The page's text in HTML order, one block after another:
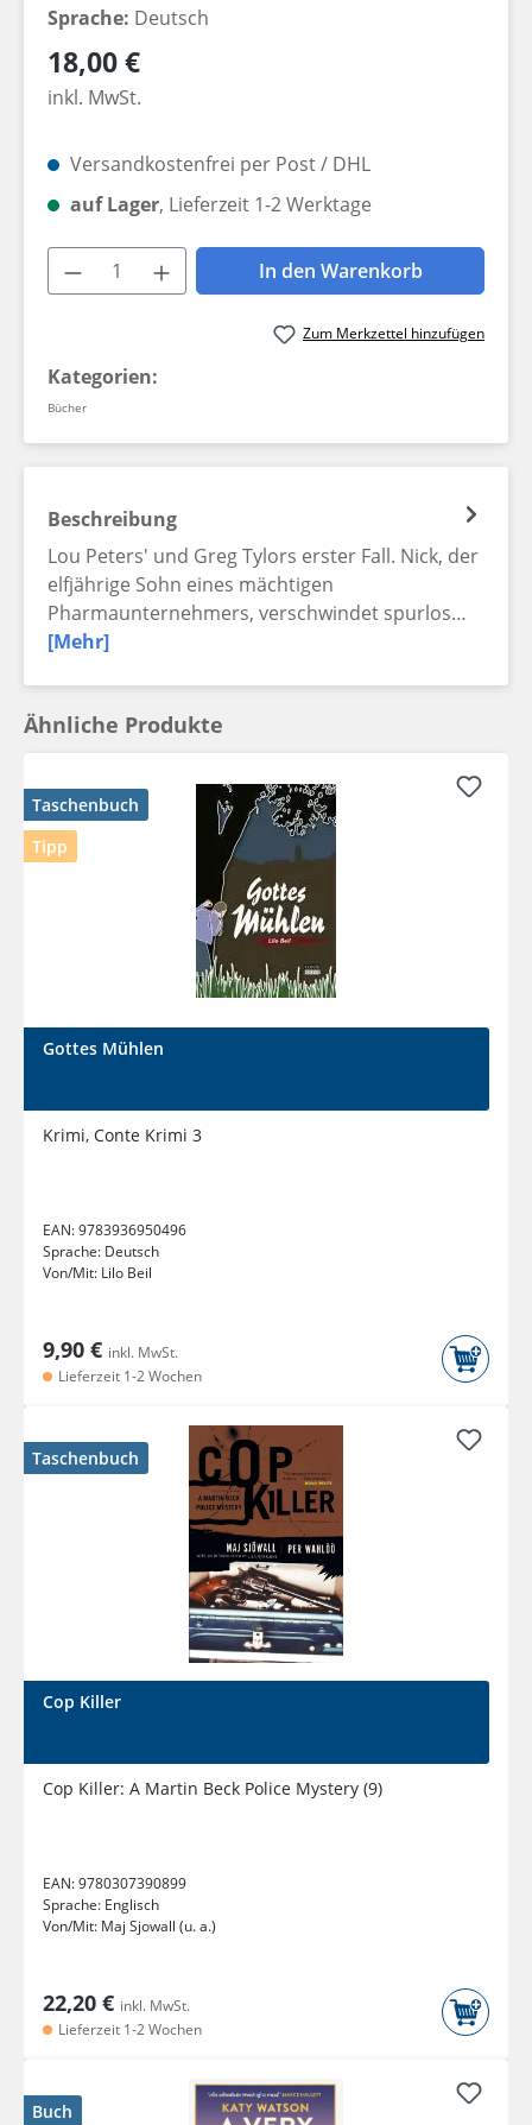
Sprache: Deutsch
Regulärer Preis:
18,00 €
inkl. MwSt.
Versandkostenfrei per Post / DHL
auf Lager, Lieferzeit 1-2 Werktage
Produkt Anzahl: Gib den
In den Warenkorb
Zum Merkzettel hinzufügen
Kategorien:
Bücher
Beschreibung
Lou Peters' und Greg Tylors erster Fall. Nick, der
elfjährige Sohn eines mächtigen
Pharmaunternehmers, verschwindet spurlos…
[Mehr]
Ähnliche Produkte
Taschenbuch
Tipp
Gottes Mühlen
Krimi, Conte Krimi 3
EAN:9783936950496
Sprache: Deutsch
Von/Mit: Lilo Beil
9,90 € inkl. MwSt.
Lieferzeit 1-2 Wochen
Taschenbuch
Cop Killer
Cop Killer: A Martin Beck Police Mystery (9)
EAN:9780307390899
Sprache: Englisch
Von/Mit: Maj Sjowall (u. a.)
22,20 € inkl. MwSt.
Lieferzeit 1-2 Wochen
Buch